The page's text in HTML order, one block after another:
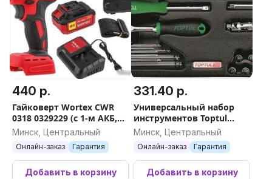
440 р.
Гайковерт Wortex CWR
0318 0329229 (с 1-м АКБ,
кейс, оснастка)
Минск, Центральный
Онлайн-заказ Гарантия
Добавить в корзину
331.40 р.
Универсальный набор
инструментов Toptul
GCAT7202 72 предмета
Минск, Центральный
Онлайн-заказ Гарантия
Добавить в корзину